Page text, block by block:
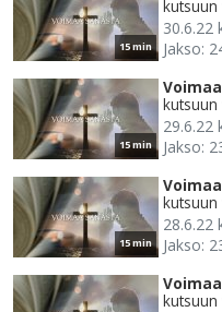
15 min
30.6.22
Jakso:
15 min
29.6.22
Jakso:
15 min
28.6.22
Jakso: